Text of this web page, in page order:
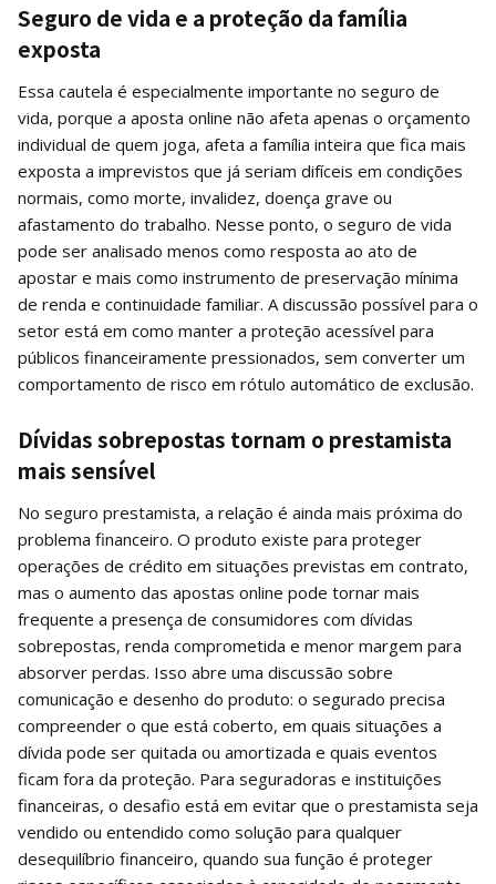
Seguro de vida e a proteção da família
exposta
Essa cautela é especialmente importante no seguro de
vida, porque a aposta online não afeta apenas o orçamento
individual de quem joga, afeta a família inteira que fica mais
exposta a imprevistos que já seriam difíceis em condições
normais, como morte, invalidez, doença grave ou
afastamento do trabalho. Nesse ponto, o seguro de vida
pode ser analisado menos como resposta ao ato de
apostar e mais como instrumento de preservação mínima
de renda e continuidade familiar. A discussão possível para o
setor está em como manter a proteção acessível para
públicos financeiramente pressionados, sem converter um
comportamento de risco em rótulo automático de exclusão.
Dívidas sobrepostas tornam o prestamista
mais sensível
No seguro prestamista, a relação é ainda mais próxima do
problema financeiro. O produto existe para proteger
operações de crédito em situações previstas em contrato,
mas o aumento das apostas online pode tornar mais
frequente a presença de consumidores com dívidas
sobrepostas, renda comprometida e menor margem para
absorver perdas. Isso abre uma discussão sobre
comunicação e desenho do produto: o segurado precisa
compreender o que está coberto, em quais situações a
dívida pode ser quitada ou amortizada e quais eventos
ficam fora da proteção. Para seguradoras e instituições
financeiras, o desafio está em evitar que o prestamista seja
vendido ou entendido como solução para qualquer
desequilíbrio financeiro, quando sua função é proteger